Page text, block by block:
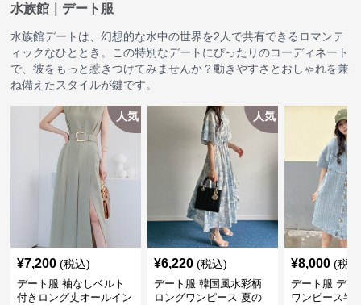
水族館｜デート服
水族館デートは、幻想的な水中の世界を2人で共有できるロマンテ
ィックなひととき。この特別なデートにぴったりのコーディネート
で、彼をもっと惹きつけてみませんか？動きやすさとおしゃれを兼
ね備えたスタイルが鍵です。
人気
¥7,200 (税込)
デート服 袖なしベルト
付きロング丈オールイン
人気
¥6,220 (税込)
デート服 韓国風水彩柄
ロングワンピース 夏の
¥8,000 (税
デート服 デニ
ワンピース半